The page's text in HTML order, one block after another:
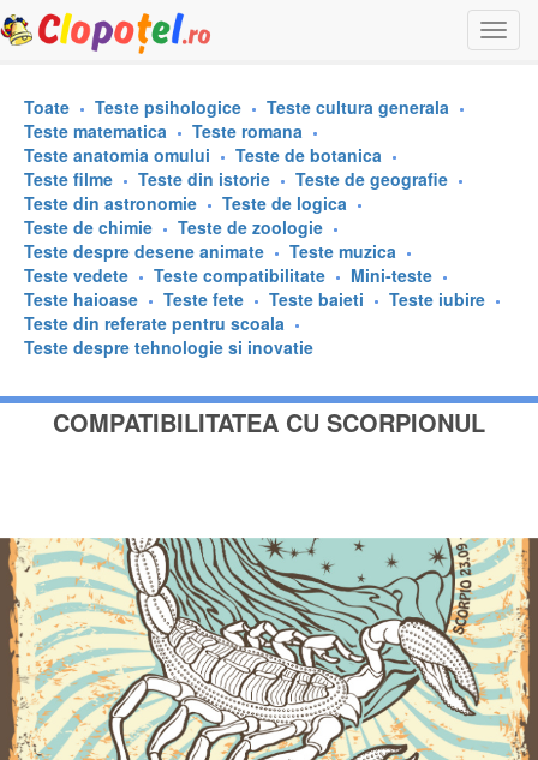
Toate Teste psihologice
Teste cultura generala
Teste matematica
Teste romana
Teste anatomia omului
Teste de botanica
Teste filme
Teste din istorie
Teste de geografie
Teste din astronomie
Teste de logica
Teste de chimie
Teste de zoologie
Teste despre desene animate
Teste muzica
Teste vedete
Teste compatibilitate
Mini-teste
Teste haioase
Teste fete Teste baieti
Teste iubire
Teste din referate pentru scoala
Teste despre tehnologie si inovatie
COMPATIBILITATEA CU SCORPIONUL